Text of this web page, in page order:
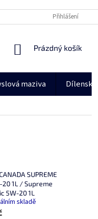
VELKOOBCHOD BG
Přihlášení
NÁKUPNÍ
Prázdný košík
maziva
SUPREME
20 1L / Supreme
5W-20 1L
skladě